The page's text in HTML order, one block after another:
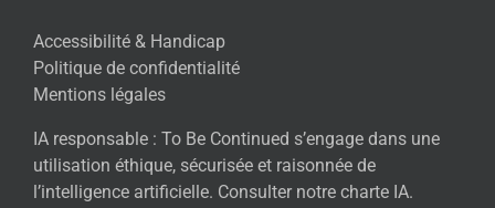
Accessibilité & Handicap
Politique de confidentialité
Mentions légales
IA responsable : To Be Continued s’engage dans une
utilisation éthique, sécurisée et raisonnée de
l’intelligence artificielle. Consulter notre charte IA.